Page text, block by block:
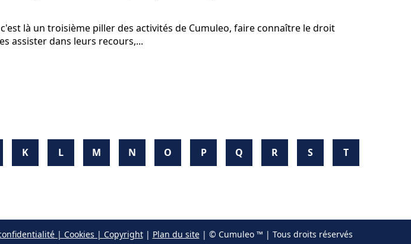
là un troisième piller des activités de Cumuleo, faire connaître le droit
assister dans leurs recours,...
K L M N O P Q R S T
| Cookies | Copyright| Plan du site| © Cumuleo ™ | Tous droits réservés